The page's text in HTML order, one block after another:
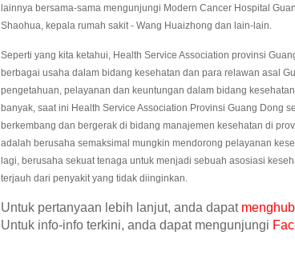
lainnya bersama-sama mengunjungi Modern Cancer Hospital
Shaohua, kepala rumah sakit - Wang Huaizhong dan lain-lain.
Seperti yang kita ketahui, Health Service Association provinsi
berbagai usaha dalam bidang kesehatan dan para relawan asal
pengetahuan, pelayanan dan keuntungan dalam bidang
banyak, saat ini Health Service Association Provinsi Guang Dong
berkembang dan bergerak di bidang manajemen kesehatan di
adalah berusaha semaksimal mungkin mendorong pelayanan
lagi, berusaha sekuat tenaga untuk menjadi sebuah asosiasi
terjauh dari penyakit yang tidak diinginkan.
Untuk pertanyaan lebih lanjut, anda dapat
Untuk info-info terkini, anda dapat mengunjungi